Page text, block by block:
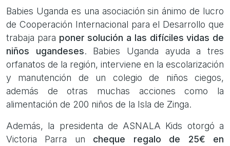
Babies Uganda es una asociación sin ánimo de lucro
de Cooperación Internacional para el Desarrollo que
trabaja para poner solución a las difíciles vidas de
niños ugandeses. Babies Uganda ayuda a tres
orfanatos de la región, interviene en la escolarización
y manutención de un colegio de niños ciegos,
además de otras muchas acciones como la
alimentación de 200 niños de la Isla de Zinga.
Además, la presidenta de ASNALA Kids otorgó a
Victoria Parra un cheque regalo de 25€ en